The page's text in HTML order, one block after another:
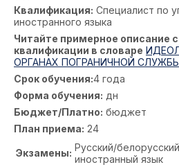
Квалификация: Специалист по
иностранного языка
Читайте примерное описание
квалификации в словаре
ОРГАНАХ ПОГРАНИЧНОЙ
Срок обучения:4 года
Форма обучения: дн
Бюджет/Платно: бюджет
План приема: 24
Экзамены: Русский/
иностранный язык